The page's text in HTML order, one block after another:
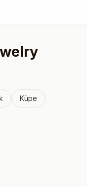
Küpe